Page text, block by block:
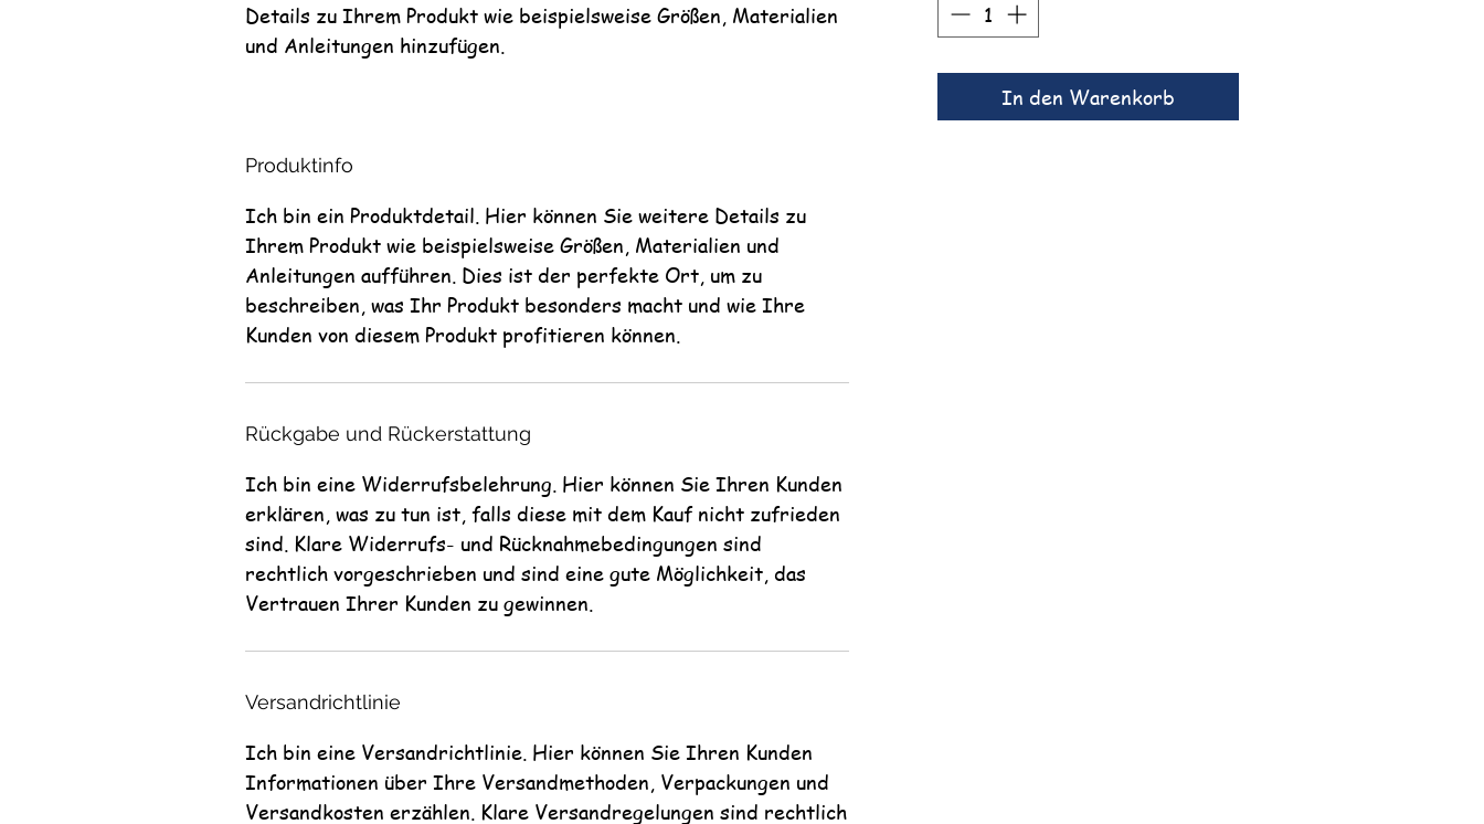
Details zu Ihrem Produkt wie beispielsweise Größen, Materialien
und Anleitungen hinzufügen.
Produktinfo
Ich bin ein Produktdetail. Hier können Sie weitere Details zu
Ihrem Produkt wie beispielsweise Größen, Materialien und
Anleitungen aufführen. Dies ist der perfekte Ort, um zu
beschreiben, was Ihr Produkt besonders macht und wie Ihre
Kunden von diesem Produkt profitieren können.
Rückgabe und Rückerstattung
Ich bin eine Widerrufsbelehrung. Hier können Sie Ihren Kunden
erklären, was zu tun ist, falls diese mit dem Kauf nicht zufrieden
sind. Klare Widerrufs- und Rücknahmebedingungen sind
rechtlich vorgeschrieben und sind eine gute Möglichkeit, das
Vertrauen Ihrer Kunden zu gewinnen.
Versandrichtlinie
Ich bin eine Versandrichtlinie. Hier können Sie Ihren Kunden
Informationen über Ihre Versandmethoden, Verpackungen und
Versandkosten erzählen. Klare Versandregelungen sind rechtlich
In den Warenkorb